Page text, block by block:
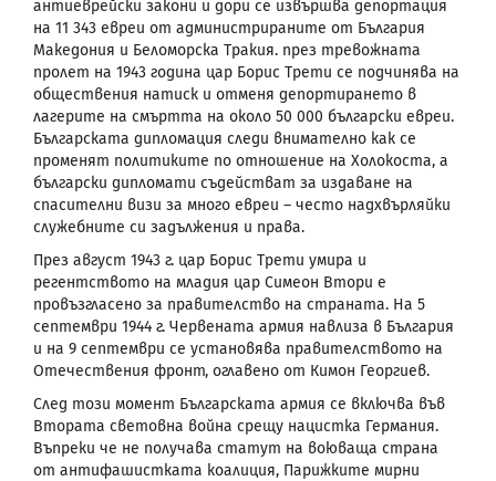
антиеврейски закони и дори се извършва депортация
на 11 343 евреи от администрираните от България
Македония и Беломорска Тракия. през тревожната
пролет на 1943 година цар Борис Трети се подчинява на
обществения натиск и отменя депортирането в
лагерите на смъртта на около 50 000 български евреи.
Българската дипломация следи внимателно как се
променят политиките по отношение на Холокоста, а
български дипломати съдействат за издаване на
спасителни визи за много евреи – често надхвърляйки
служебните си задължения и права.
През август 1943 г. цар Борис Трети умира и
регентството на младия цар Симеон Втори е
провъзгласено за правителство на страната. На 5
септември 1944 г. Червената армия навлиза в България
и на 9 септември се установява правителството на
Отечествения фронт, оглавено от Кимон Георгиев.
След този момент Българската армия се включва във
Втората световна война срещу нацистка Германия.
Въпреки че не получава статут на воюваща страна
от антифашистката коалиция, Парижките мирни